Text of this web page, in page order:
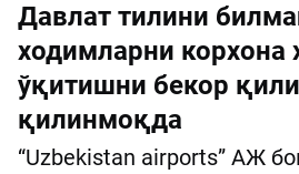
Давлат тилини
ходимларни корхона
ўқитишни бекор
қилинмоқда
“Uzbekistan airports” АЖ